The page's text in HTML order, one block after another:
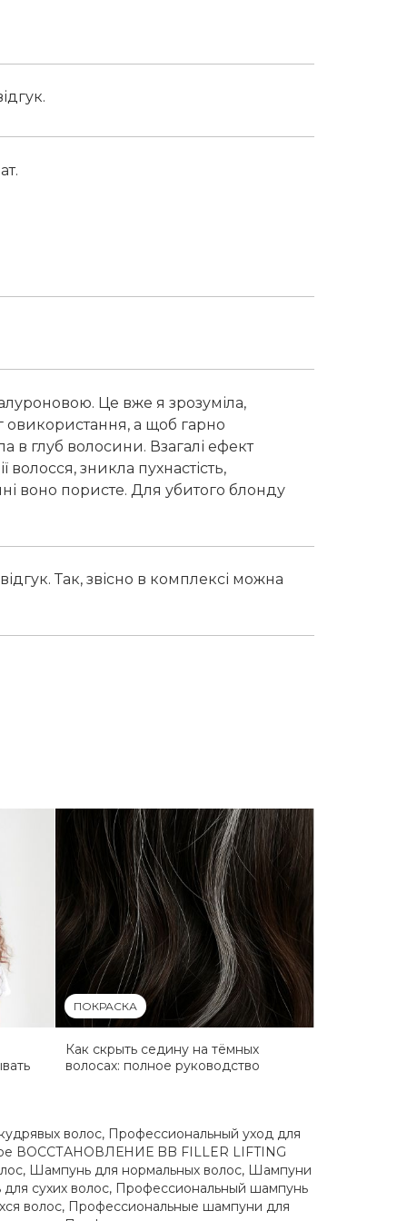
Це вже я зрозуміла,
а щоб гарно
в глуб волосини. Взагалі ефект
зникла пухнастість,
воно пористе. Для убитого блонду
Так, звісно в комплексі можна
ПОКРАСКА
Как скрыть седину на тёмных
волосах: полное руководство
волос, Профессиональный уход для
ВОССТАНОВЛЕНИЕ BB FILLER LIFTING
, Шампунь для нормальных волос, Шампуни
сухих волос, Профессиональный шампунь
волос, Профессиональные шампуни для